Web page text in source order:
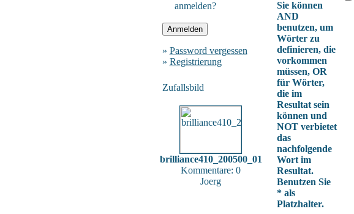
anmelden?
» Password vergessen
» Registrierung
Zufallsbild
brilliance410_200500_01
Kommentare: 0
Joerg
Sie können
AND
benutzen, um
Wörter zu
definieren, die
vorkommen
müssen, OR
für Wörter,
die im
Resultat sein
können und
NOT verbietet
das
nachfolgende
Wort im
Resultat.
Benutzen Sie
* als
Platzhalter.